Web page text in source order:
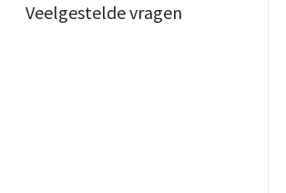
Veelgestelde vragen